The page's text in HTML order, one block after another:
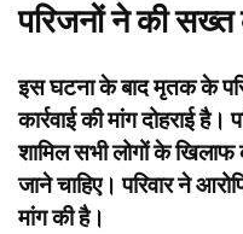
परिजनों ने की सख्त
इस घटना के बाद मृतक के
कार्रवाई की मांग दोहराई
शामिल सभी लोगों के
जाने चाहिए। परिवार ने
मांग की है।